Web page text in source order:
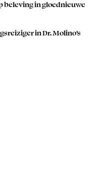
beleving in gloednieuwe
in Dr. Molino’s